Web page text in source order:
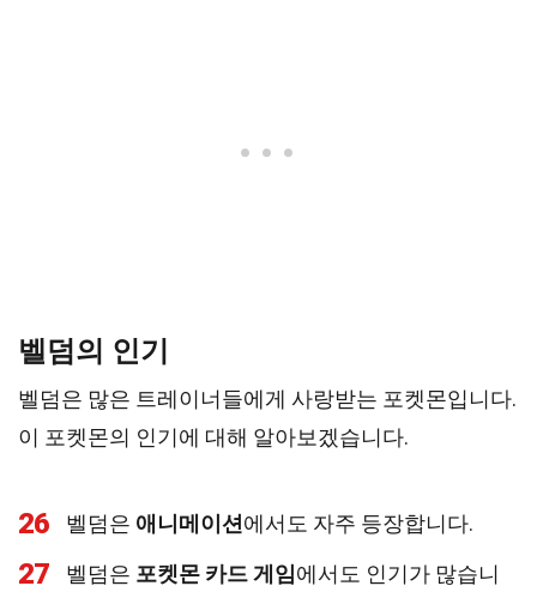
벨덤의 인기
벨덤은 많은 트레이너들에게 사랑받는 포켓몬입니다.
이 포켓몬의 인기에 대해 알아보겠습니다.
26 벨덤은 애니메이션 에서도 자주 등장합니다.
27 벨덤은 포켓몬 카드 게임에서도 인기가 많습니